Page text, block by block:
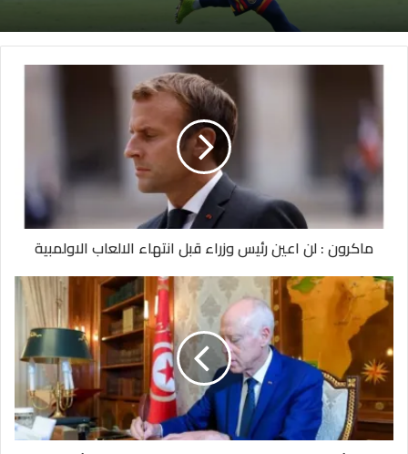
ماكرون : لن اعين رئيس وزراء قبل انتهاء الالعاب الاولمبية